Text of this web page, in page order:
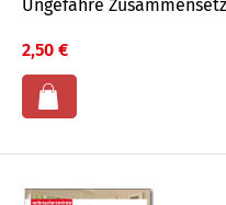
Ungefähre
2,50 €